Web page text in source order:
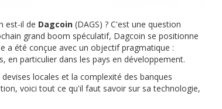
est-il de Dagcoin (DAGS) ? C'est une question
grand boom spéculatif, Dagcoin se positionne
a été conçue avec un objectif pragmatique :
particulier dans les pays en développement.
locales et la complexité des banques
voici tout ce qu'il faut savoir sur sa technologie,